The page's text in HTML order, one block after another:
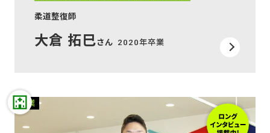
柔道整復師
大倉 拓巳 さん 2020年卒業
開業